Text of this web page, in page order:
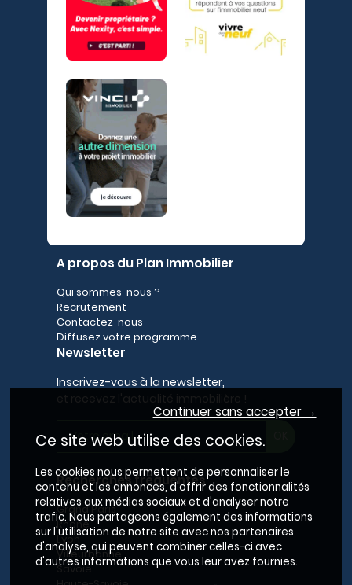
A propos du Plan Immobilier
Qui sommes-nous ?
Recrutement
Contactez-nous
Diffusez votre programme
Newsletter
Inscrivez-vous à la newsletter,
Recherches fréquentes
Grand Paris
Rhône
Lyon
Villeurbanne
Savoie
Continuer sans accepter →
Ce site web utilise des cookies.
Les cookies nous permettent de personnaliser le
contenu et les annonces, d'offrir des fonctionnalités
relatives aux médias sociaux et d'analyser notre
trafic. Nous partageons également des informations
sur l'utilisation de notre site avec nos partenaires
d'analyse, qui peuvent combiner celles-ci avec
d'autres informations que vous leur avez fournies.